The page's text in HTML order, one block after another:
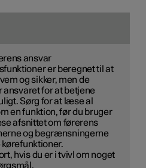
ansvar
er beregnet til at
og sikker, men de
ansvaret for at betjene
Sørg for at læse al
en funktion, før du bruger
afsnittet om førerens
og begrænsningerne
hvis du er i tvivl om noget